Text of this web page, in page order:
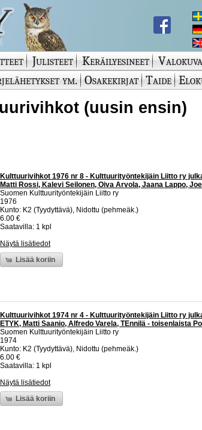
Julisteet Keräilyesineet
ym. Osakekirjat Taide
(uusin ensin)
Kulttuurivihkot 1976 nr 8 - Kulttuurityöntekijäin Liitto ry
Matti Rossi, Kalevi Seilonen, Oiva Arvola, Jaana Lappo,
Suomen Kulttuurityöntekijäin Liitto ry
1976
Kunto: K2 (Tyydyttävä), Nidottu (pehmeäk.)
6.00 €
Saatavilla: 1 kpl
Näytä lisätiedot
Lisää koriin
Kulttuurivihkot 1974 nr 4 - Kulttuurityöntekijäin Liitto ry
ETYK, Matti Saanio, Alfredo Varela, TEnnilä - toisenlaista
Suomen Kulttuurityöntekijäin Liitto ry
1974
Kunto: K2 (Tyydyttävä), Nidottu (pehmeäk.)
6.00 €
Saatavilla: 1 kpl
Näytä lisätiedot
Lisää koriin